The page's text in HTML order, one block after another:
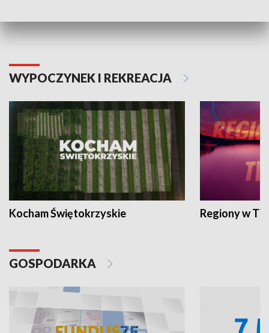
WYPOCZYNEK I REKREACJA
Kocham Świętokrzyskie Regiony w
GOSPODARKA